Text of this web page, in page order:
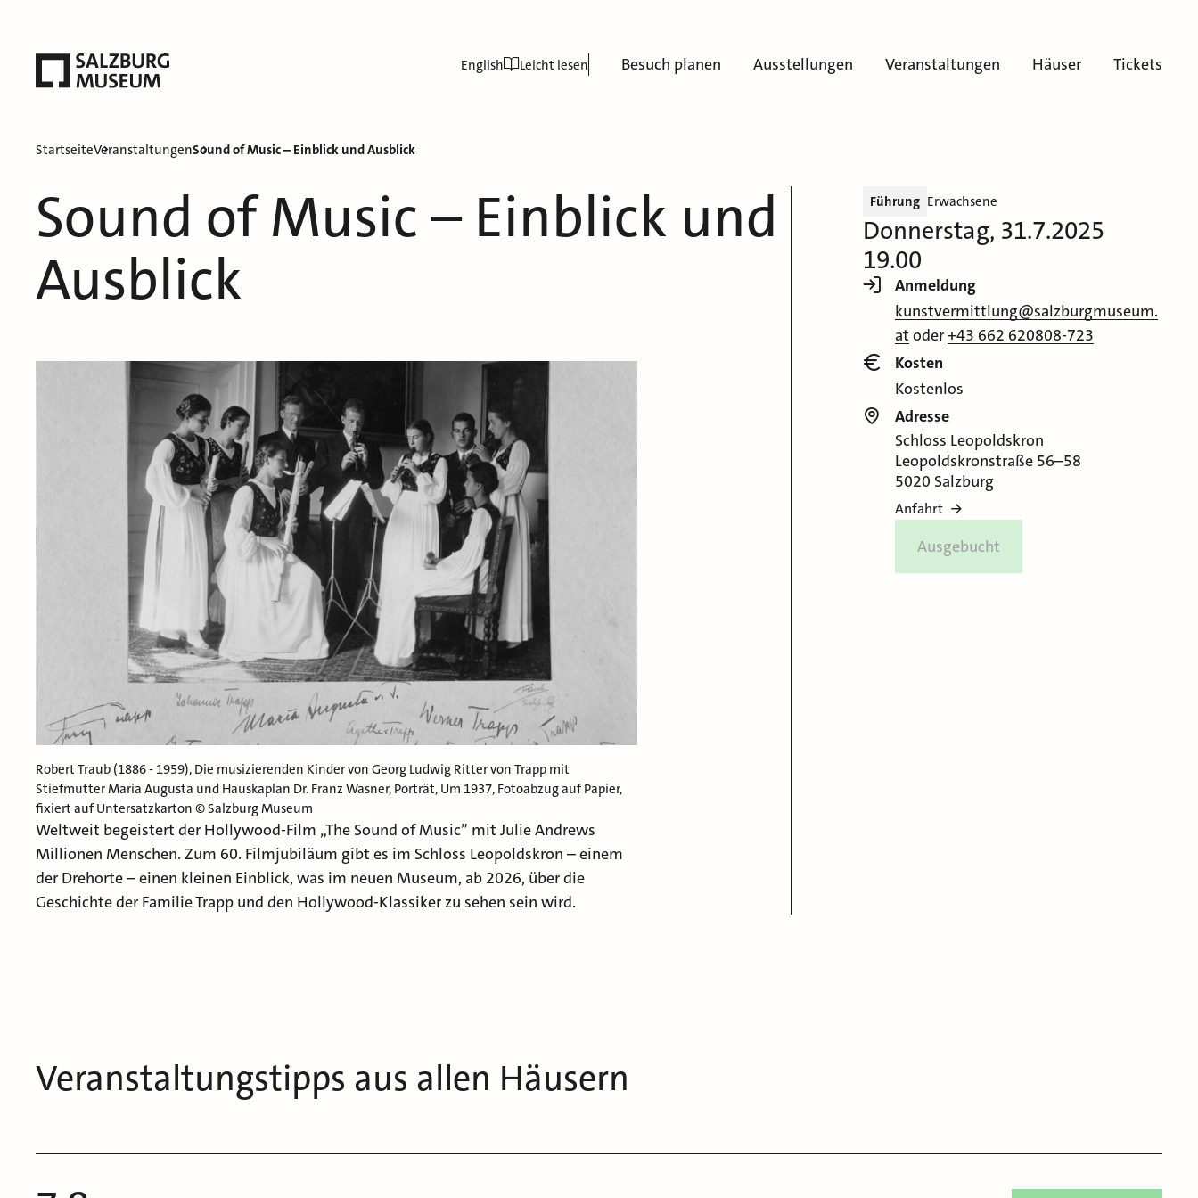
Besuch planen Ausstellungen Veranstaltungen Häuser Tickets
English Leicht lesen
StartseiteVeranstaltungenSound of Music – Einblick und Ausblick
Sound of Music – Einblick und
Ausblick
Robert Traub (1886 - 1959), Die musizierenden Kinder von Georg Ludwig Ritter von Trapp mit
Stiefmutter Maria Augusta und Hauskaplan Dr. Franz Wasner, Porträt, Um 1937, Fotoabzug auf Papier,
fixiert auf Untersatzkarton © Salzburg Museum
Weltweit begeistert der Hollywood-Film „The Sound of Music” mit Julie Andrews
Millionen Menschen. Zum 60. Filmjubiläum gibt es im Schloss Leopoldskron – einem
der Drehorte – einen kleinen Einblick, was im neuen Museum, ab 2026, über die
Geschichte der Familie Trapp und den Hollywood-Klassiker zu sehen sein wird.
Führung Erwachsene
Donnerstag, 31.7.2025
19.00
Anmeldung
kunstvermittlung@salzburgmuseum.
at oder+43 662 620808-723
Kosten
Kostenlos
Adresse
Schloss Leopoldskron
Leopoldskronstraße 56–58
5020 Salzburg
Anfahrt
Ausgebucht
Veranstaltungstipps aus allen Häusern